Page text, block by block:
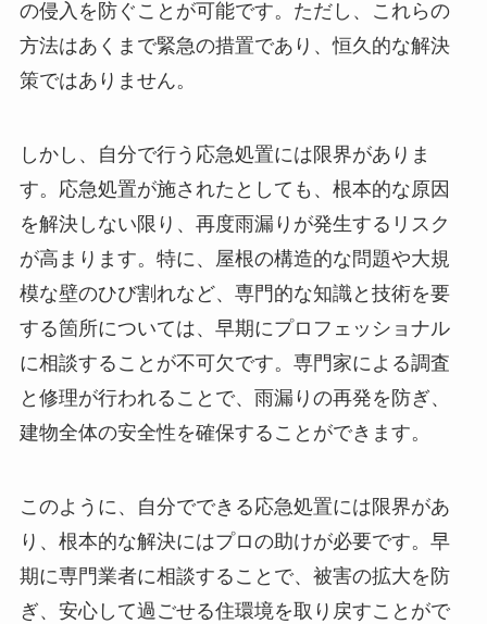
の侵入を防ぐことが可能です。ただし、これらの
方法はあくまで緊急の措置であり、恒久的な解決
策ではありません。
しかし、自分で行う応急処置には限界がありま
す。応急処置が施されたとしても、根本的な原因
を解決しない限り、再度雨漏りが発生するリスク
が高まります。特に、屋根の構造的な問題や大規
模な壁のひび割れなど、専門的な知識と技術を要
する箇所については、早期にプロフェッショナル
に相談することが不可欠です。専門家による調査
と修理が行われることで、雨漏りの再発を防ぎ、
建物全体の安全性を確保することができます。
このように、自分でできる応急処置には限界があ
り、根本的な解決にはプロの助けが必要です。早
期に専門業者に相談することで、被害の拡大を防
ぎ、安心して過ごせる住環境を取り戻すことがで